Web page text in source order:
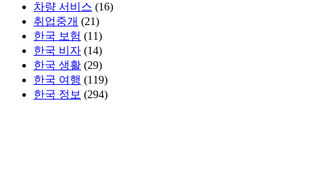
차량 서비스 (16)
취업중개 (21)
한국 보험 (11)
한국 비자 (14)
한국 생활 (29)
한국 여행 (119)
한국 정보 (294)